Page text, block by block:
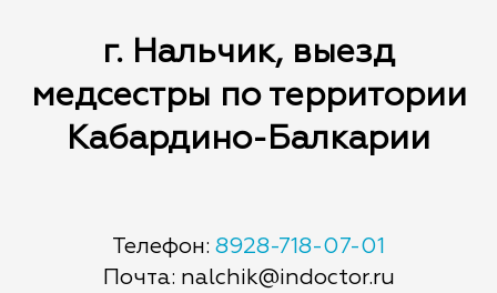
г. Нальчик, выезд
медсестры по территории
Кабардино-Балкарии
Телефон: 8928-718-07-01
Почта: nalchik@indoctor.ru